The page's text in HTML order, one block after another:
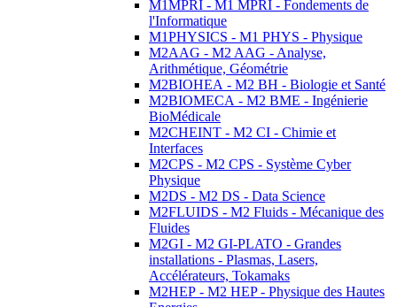
M1MPRI - M1 MPRI - Fondements de
l'Informatique
M1PHYSICS - M1 PHYS - Physique
M2AAG - M2 AAG - Analyse,
Arithmétique, Géométrie
M2BIOHEA - M2 BH - Biologie et Santé
M2BIOMECA - M2 BME - Ingénierie
BioMédicale
M2CHEINT - M2 CI - Chimie et
Interfaces
M2CPS - M2 CPS - Système Cyber
Physique
M2DS - M2 DS - Data Science
M2FLUIDS - M2 Fluids - Mécanique des
Fluides
M2GI - M2 GI-PLATO - Grandes
installations - Plasmas, Lasers,
Accélérateurs, Tokamaks
M2HEP - M2 HEP - Physique des Hautes